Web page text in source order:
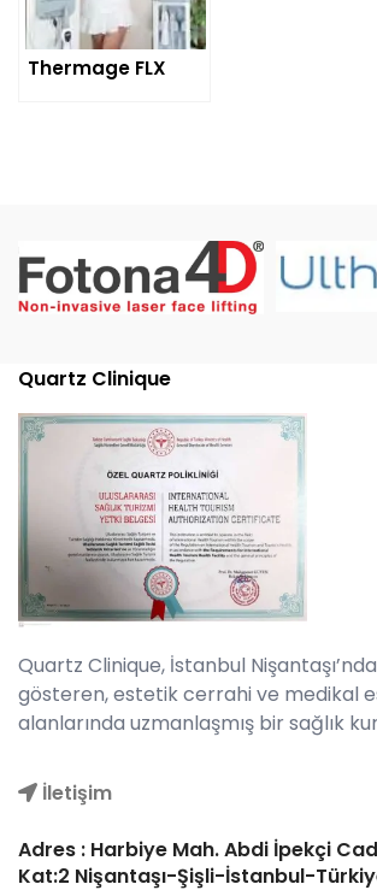
Thermage FLX
Quartz Clinique
Quartz Clinique, İstanbul
gösteren, estetik cerrahi ve medikal
alanlarında uzmanlaşmış bir sağlık
İletişim
Adres : Harbiye Mah. Abdi İpekçi
Kat:2 Nişantaşı-Şişli-İstanbul-